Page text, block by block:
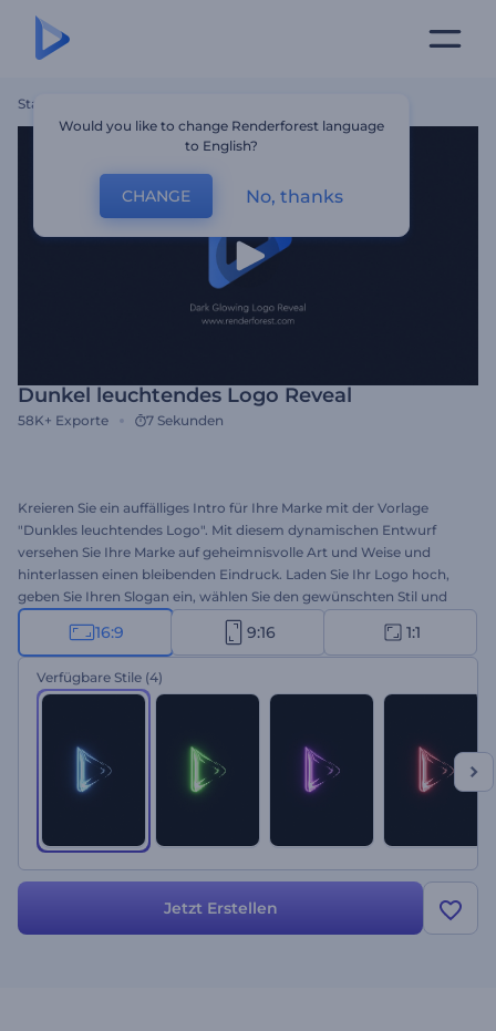
Startseite
Dunkel leuchtendes Logo Reveal
58K+ Exporte 7 Sekunden
Kreieren Sie ein auffälliges Intro für Ihre Marke mit der Vorlage
"Dunkles leuchtendes Logo". Mit diesem dynamischen Entwurf
versehen Sie Ihre Marke auf geheimnisvolle Art und Weise und
hinterlassen einen bleibenden Eindruck. Laden Sie Ihr Logo hoch,
geben Sie Ihren Slogan ein, wählen Sie den gewünschten Stil und
erhalten Sie eine hochauflösende Logoanimation mit dunklem
Hintergrund und leuchtenden Funken. Perfekt geeignet für
Marken- und Produktwerbung in der Technik, für Präsentationen
von Gaming-Kanälen, TV-Spots und vieles mehr. Testen Sie es jetzt!
16:9 9:16 1:1
Verfügbare Stile (4)
Jetzt Erstellen
Would you like to change Renderforest language
to English?
CHANGE No, thanks